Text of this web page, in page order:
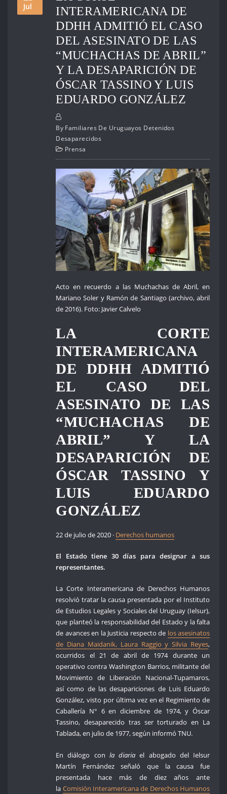
Jul
INTERAMERICANA DE
DDHH ADMITIÓ EL CASO
DEL ASESINATO DE LAS
“MUCHACHAS DE ABRIL”
Y LA DESAPARICIÓN DE
ÓSCAR TASSINO Y LUIS
EDUARDO GONZÁLEZ
By Familiares De Uruguayos Detenidos
Desaparecidos
Prensa
Acto en recuerdo a las Muchachas de Abril, en
Mariano Soler y Ramón de Santiago (archivo, abril
de 2016). Foto: Javier Calvelo
LA CORTE
INTERAMERICANA
DE DDHH ADMITIÓ
EL CASO DEL
ASESINATO DE LAS
“MUCHACHAS DE
ABRIL” Y LA
DESAPARICIÓN DE
ÓSCAR TASSINO Y
LUIS EDUARDO
GONZÁLEZ
22 de julio de 2020 · Derechos humanos
El Estado tiene 30 días para designar a sus
representantes.
La Corte Interamericana de Derechos Humanos
resolvió tratar la causa presentada por el Instituto
de Estudios Legales y Sociales del Uruguay (Ielsur),
que planteó la responsabilidad del Estado y la falta
de avances en la Justicia respecto de los asesinatos
de Diana Maidanik, Laura Raggio y Silvia Reyes,
ocurridos el 21 de abril de 1974 durante un
operativo contra Washington Barrios, militante del
Movimiento de Liberación Nacional-Tupamaros,
así como de las desapariciones de Luis Eduardo
González, visto por última vez en el Regimiento de
Caballería N° 6 en diciembre de 1974, y Óscar
Tassino, desaparecido tras ser torturado en La
Tablada, en julio de 1977, según informó TNU.
En diálogo con la diaria el abogado del Ielsur
Martín Fernández señaló que la causa fue
presentada hace más de diez años ante
la Comisión Interamericana de Derechos Humanos